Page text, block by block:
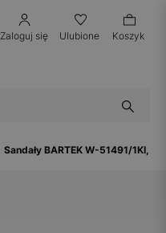
Zaloguj się Ulubione Koszyk
Sandały BARTEK W-51491/1KI,